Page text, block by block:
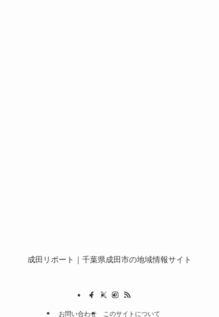
成田リポート ｜千葉県成田市の地域情報サイト
お問い合わせ このサイトについて